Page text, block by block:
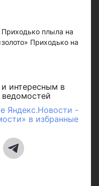
Приходько плыла на
Приходько на
интересным в
ведомостей
Яндекс.Новости -
в избранные